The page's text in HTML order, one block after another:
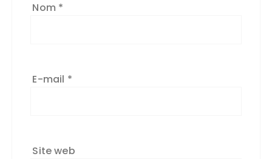
Nom *
E-mail *
Site web